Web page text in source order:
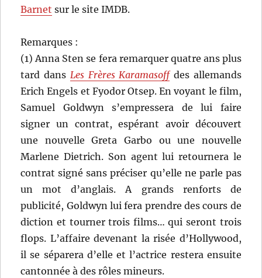
Barnet sur le site IMDB.
Remarques :
(1) Anna Sten se fera remarquer quatre ans plus
tard dans Les Frères Karamasoffdes allemands
Erich Engels et Fyodor Otsep. En voyant le film,
Samuel Goldwyn s’empressera de lui faire
signer un contrat, espérant avoir découvert
une nouvelle Greta Garbo ou une nouvelle
Marlene Dietrich. Son agent lui retournera le
contrat signé sans préciser qu’elle ne parle pas
un mot d’anglais. A grands renforts de
publicité, Goldwyn lui fera prendre des cours de
diction et tourner trois films… qui seront trois
flops. L’affaire devenant la risée d’Hollywood,
il se séparera d’elle et l’actrice restera ensuite
cantonnée à des rôles mineurs.